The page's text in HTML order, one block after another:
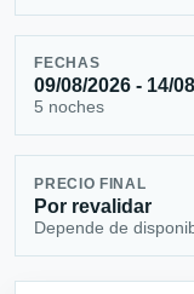
FECHAS
09/08/2026 - 14/
5 noches
PRECIO FINAL
Por revalidar
Depende de